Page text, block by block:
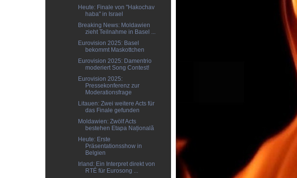
Heute: Finale von "Hakochav
haba" in Israel
Breaking News: Moldawien
zieht Teilnahme in Basel ...
Eurovision 2025: Basel
bekommt Maskottchen
Eurovision 2025: Damentrio
moderiert Song Contest!
Eurovision 2025:
Pressekonferenz zur
Moderationsfrage
Litauen: Zwei weitere Acts für
das Finale gefunden
Moldawien: Zwölf Acts
bestehen Etapa Națională
Heute: Erste
Präsentationsshow in
Belgien
Irland: Ein Interpret direkt von
RTÉ für Eurosong ...